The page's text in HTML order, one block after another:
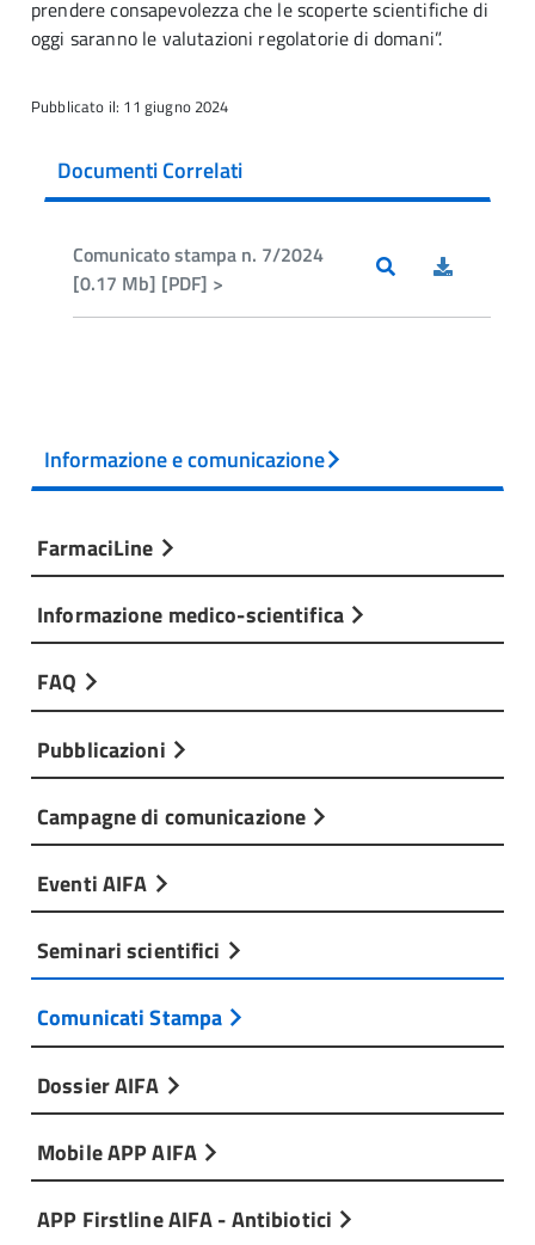
prendere consapevolezza che le scoperte scientifiche di
oggi saranno le valutazioni regolatorie di domani”.
Pubblicato il: 11 giugno 2024
Documenti Correlati
Comunicato stampa n. 7/2024
[0.17 Mb] [PDF] >
Informazione e comunicazione
FarmaciLine
Informazione medico-scientifica
FAQ
Pubblicazioni
Campagne di comunicazione
Eventi AIFA
Seminari scientifici
Comunicati Stampa
Dossier AIFA
Mobile APP AIFA
APP Firstline AIFA - Antibiotici